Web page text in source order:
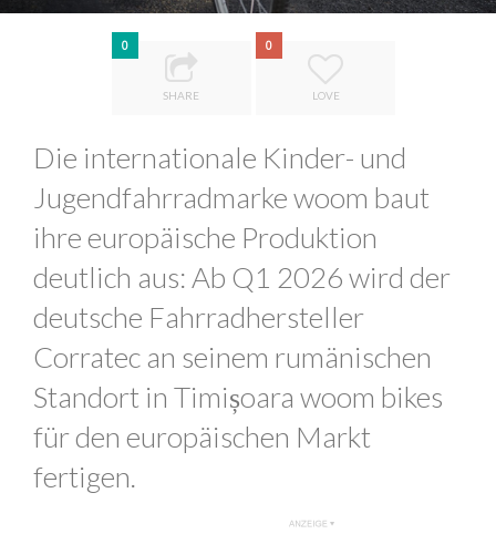
0
SHARE
0
LOVE
Die internationale Kinder- und
Jugendfahrradmarke woom baut
ihre europäische Produktion
deutlich aus: Ab Q1 2026 wird der
deutsche Fahrradhersteller
Corratec an seinem rumänischen
Standort in Timișoara woom bikes
für den europäischen Markt
fertigen.